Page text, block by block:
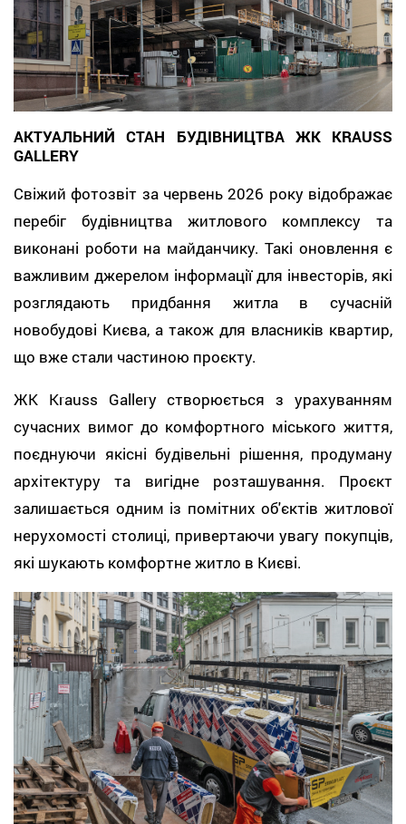
АКТУАЛЬНИЙ СТАН БУДІВНИЦТВА ЖК KRAUSS
GALLERY
Свіжий фотозвіт за червень 2026 року відображає
перебіг будівництва житлового комплексу та
виконані роботи на майданчику. Такі оновлення є
важливим джерелом інформації для інвесторів, які
розглядають придбання житла в сучасній
новобудові Києва, а також для власників квартир,
що вже стали частиною проєкту.
ЖК Krauss Gallery створюється з урахуванням
сучасних вимог до комфортного міського життя,
поєднуючи якісні будівельні рішення, продуману
архітектуру та вигідне розташування. Проєкт
залишається одним із помітних об'єктів житлової
нерухомості столиці, привертаючи увагу покупців,
які шукають комфортне житло в Києві.